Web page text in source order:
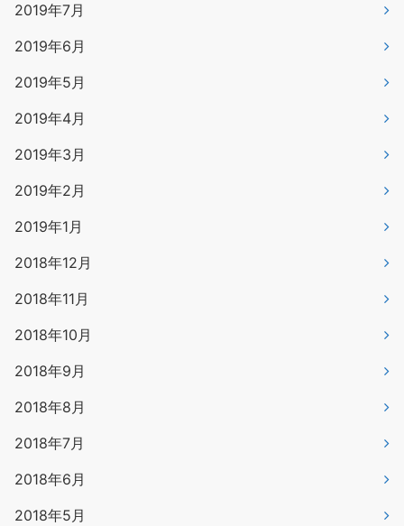
2019年7月
2019年6月
2019年5月
2019年4月
2019年3月
2019年2月
2019年1月
2018年12月
2018年11月
2018年10月
2018年9月
2018年8月
2018年7月
2018年6月
2018年5月